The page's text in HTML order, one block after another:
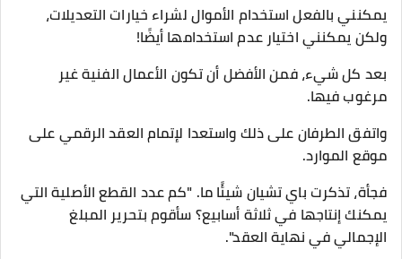
يمكنني بالفعل استخدام الأموال لشراء خيارات التعديلات،
ولكن يمكنني اختيار عدم استخدامها أيضًا!
بعد كل شيء، فمن الأفضل أن تكون الأعمال الفنية غير
مرغوب فيها.
واتفق الطرفان على ذلك واستعدا لإتمام العقد الرقمي على
موقع الموارد.
فجأة، تذكرت باي تشيان شيئًا ما. "كم عدد القطع الأصلية التي
يمكنك إنتاجها في ثلاثة أسابيع؟ سأقوم بتحرير المبلغ
الإجمالي في نهاية العقد".